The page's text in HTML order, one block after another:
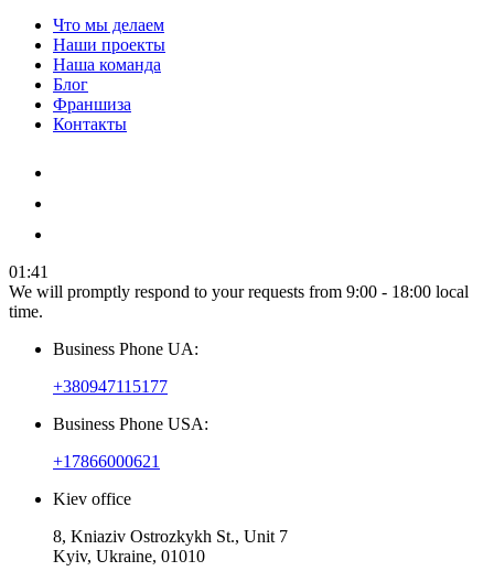
Что мы делаем
Наши проекты
Наша команда
Блог
Франшиза
Контакты
01:41
We will promptly respond to your requests from 9:00 - 18:00 local
time.
Business Phone UA:
+380947115177
Business Phone USA:
+17866000621
Kiev office
8, Kniaziv Ostrozkykh St., Unit 7
Kyiv, Ukraine, 01010